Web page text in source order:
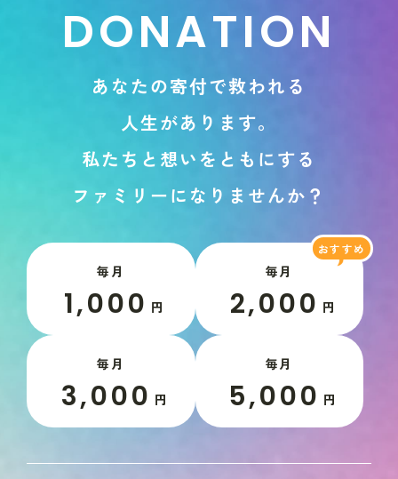
DONATION
あ な たの寄付で救われ る
人生があ り ま す。
私た ち と 想い を と も にする
フ ァ ミ リ ーに な り ま せんか ？
毎月
1,000 円
毎月
2,000 円
毎月
3,000 円
毎月
5,000 円